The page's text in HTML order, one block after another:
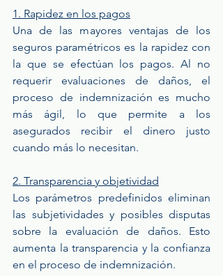
1. Rapidez en los pagos
Una de las mayores ventajas de los
seguros paramétricos es la rapidez con
la que se efectúan los pagos. Al no
requerir evaluaciones de daños, el
proceso de indemnización es mucho
más ágil, lo que permite a los
asegurados recibir el dinero justo
cuando más lo necesitan.
2. Transparencia y objetividad
Los parámetros predefinidos eliminan
las subjetividades y posibles disputas
sobre la evaluación de daños. Esto
aumenta la transparencia y la confianza
en el proceso de indemnización.